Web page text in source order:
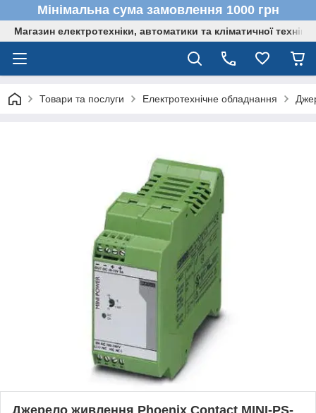
Мінімальна сума замовлення 1000 грн
Магазин електротехніки, автоматики та кліматичної техніки
Товари та послуги Електротехнічне обладнання
Джерело живлення Phoenix Contact MINI-PS-